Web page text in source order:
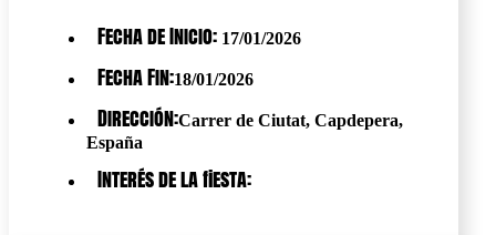
Fecha de Inicio: 17/01/2026
Fecha Fin:18/01/2026
Dirección:Carrer de Ciutat, Capdepera,
España
Interés de la fiesta: